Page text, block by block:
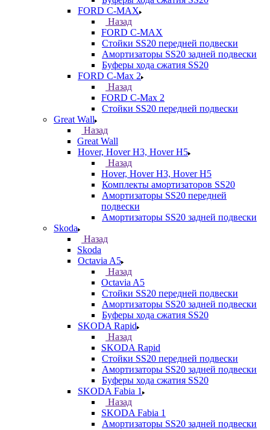
FORD С-MAX
Назад
FORD С-MAX
Стойки SS20 передней подвески
Амортизаторы SS20 задней подвески
Буферы хода сжатия SS20
FORD C-Max 2
Назад
FORD C-Max 2
Стойки SS20 передней подвески
Great Wall
Назад
Great Wall
Hover, Hover H3, Hover H5
Назад
Hover, Hover H3, Hover H5
Комплекты амортизаторов SS20
Амортизаторы SS20 передней
подвески
Амортизаторы SS20 задней подвески
Skoda
Назад
Skoda
Octavia A5
Назад
Octavia A5
Стойки SS20 передней подвески
Амортизаторы SS20 задней подвески
Буферы хода сжатия SS20
SKODA Rapid
Назад
SKODA Rapid
Стойки SS20 передней подвески
Амортизаторы SS20 задней подвески
Буферы хода сжатия SS20
SKODA Fabia 1
Назад
SKODA Fabia 1
Амортизаторы SS20 задней подвески